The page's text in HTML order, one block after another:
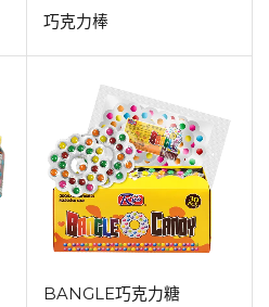
巧克力棒
BANGLE巧克力糖